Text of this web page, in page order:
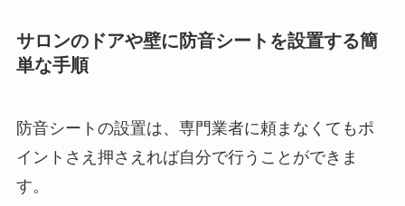
サロンのドアや壁に防音シートを設置する簡
単な手順
防音シートの設置は、専門業者に頼まなくてもポ
イントさえ押さえれば自分で行うことができま
す。